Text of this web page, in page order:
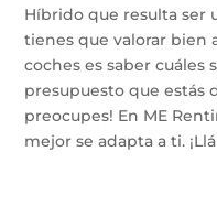
Híbrido que resulta ser
tienes que valorar bien
coches es saber cuáles
presupuesto que estás
preocupes! En ME
mejor se adapta a ti.